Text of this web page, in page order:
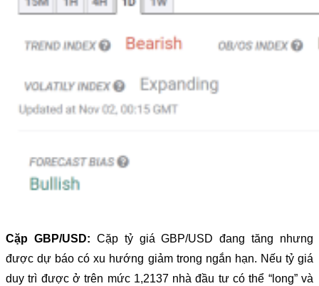
Cặp GBP/USD: Cặp tỷ giá GBP/USD đang tăng nhưng
được dự báo có xu hướng giảm trong ngắn hạn. Nếu tỷ giá
duy trì được ở trên mức 1,2137 nhà đầu tư có thể “long” và